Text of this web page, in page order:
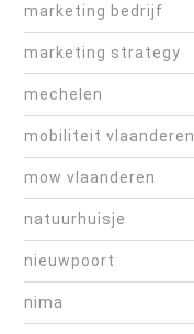
marketing bedrijf
marketing strategy
mechelen
mobiliteit vlaanderen
mow vlaanderen
natuurhuisje
nieuwpoort
nima